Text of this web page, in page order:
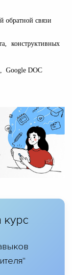
обратной связи
конструктивных
Google DOC
курс